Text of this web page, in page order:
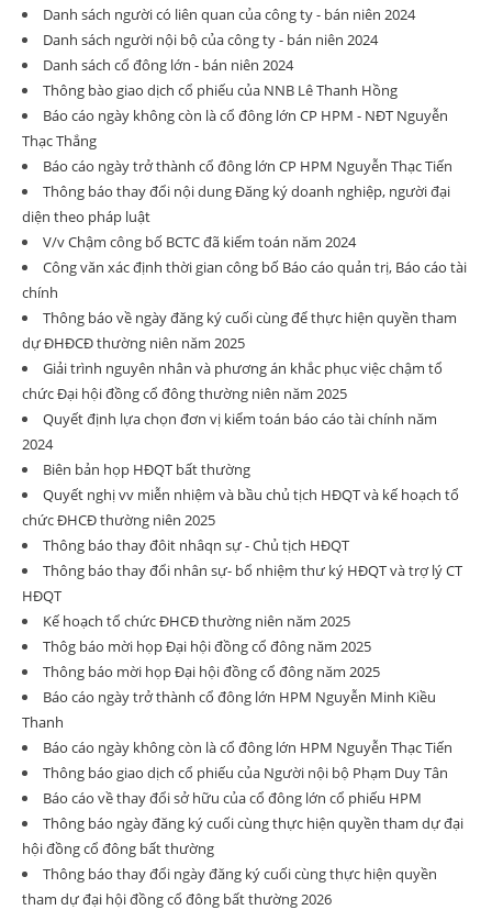
Danh sách người có liên quan của công ty - bán niên 2024
Danh sách người nội bộ của công ty - bán niên 2024
Danh sách cổ đông lớn - bán niên 2024
Thông bào giao dịch cổ phiếu của NNB Lê Thanh Hồng
Báo cáo ngày không còn là cổ đông lớn CP HPM - NĐT Nguyễn
Thạc Thắng
Báo cáo ngày trở thành cổ đông lớn CP HPM Nguyễn Thạc Tiến
Thông báo thay đổi nội dung Đăng ký doanh nghiệp, người đại
diện theo pháp luật
V/v Chậm công bố BCTC đã kiểm toán năm 2024
Công văn xác định thời gian công bố Báo cáo quản trị, Báo cáo tài
chính
Thông báo về ngày đăng ký cuối cùng để thực hiện quyền tham
dự ĐHĐCĐ thường niên năm 2025
Giải trình nguyên nhân và phương án khắc phục việc chậm tổ
chức Đại hội đồng cổ đông thường niên năm 2025
Quyết định lựa chọn đơn vị kiểm toán báo cáo tài chính năm
2024
Biên bản họp HĐQT bất thường
Quyết nghị vv miễn nhiệm và bầu chủ tịch HĐQT và kế hoạch tổ
chức ĐHCĐ thường niên 2025
Thông báo thay đôit nhâqn sự - Chủ tịch HĐQT
Thông báo thay đổi nhân sự- bổ nhiệm thư ký HĐQT và trợ lý CT
HĐQT
Kế hoạch tổ chức ĐHCĐ thường niên năm 2025
Thôg báo mời họp Đại hội đồng cổ đông năm 2025
Thông báo mời họp Đại hội đồng cổ đông năm 2025
Báo cáo ngày trở thành cổ đông lớn HPM Nguyễn Minh Kiều
Thanh
Báo cáo ngày không còn là cổ đông lớn HPM Nguyễn Thạc Tiến
Thông báo giao dịch cổ phiếu của Người nội bộ Phạm Duy Tân
Báo cáo về thay đổi sở hữu của cổ đông lớn cổ phiếu HPM
Thông báo ngày đăng ký cuối cùng thực hiện quyền tham dự đại
hội đồng cổ đông bất thường
Thông báo thay đổi ngày đăng ký cuối cùng thực hiện quyền
tham dự đại hội đồng cổ đông bất thường 2026